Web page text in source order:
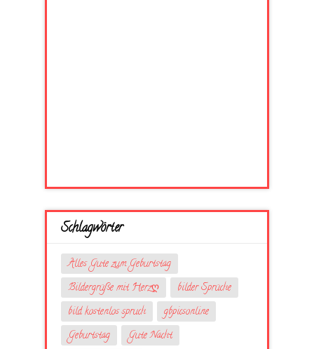
Schlagwörter
Alles Gute zum Geburtstag
Bildergrüße mit Herzღ
bilder Sprüche
bild kostenlos spruch
gbpicsonline
Geburtstag
Gute Nacht